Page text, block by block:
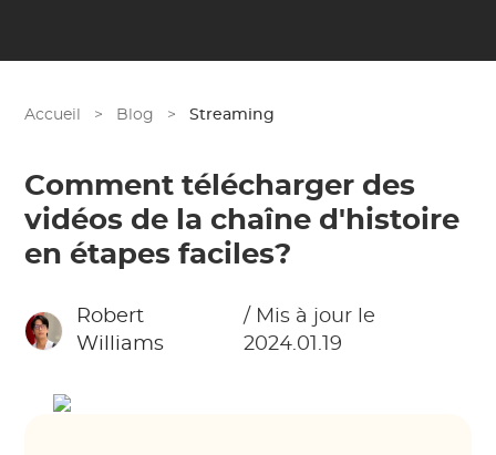
Accueil > Blog > Streaming
Comment télécharger des
vidéos de la chaîne d'histoire
en étapes faciles?
Robert
Williams
/ Mis à jour le
2024.01.19